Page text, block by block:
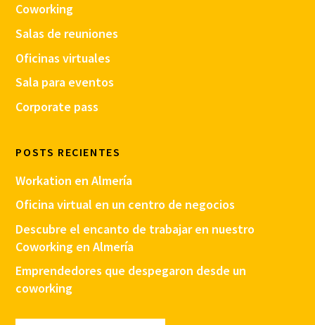
Coworking
Salas de reuniones
Oficinas virtuales
Sala para eventos
Corporate pass
POSTS RECIENTES
Workation en Almería
Oficina virtual en un centro de negocios
Descubre el encanto de trabajar en nuestro
Coworking en Almería
Emprendedores que despegaron desde un
coworking